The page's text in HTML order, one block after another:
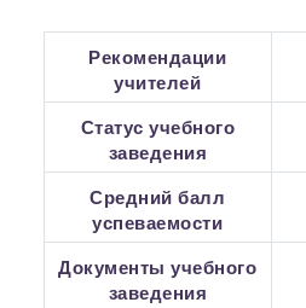
Рекомендации
учителей
Статус учебного
заведения
Средний балл
успеваемости
Документы учебного
заведения